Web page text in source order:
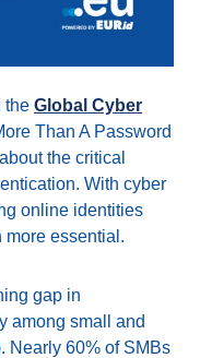
the Global Cyber
Than A Password
the critical
With cyber
online identities
more essential.
gap in
among small and
Nearly 60% of SMBs